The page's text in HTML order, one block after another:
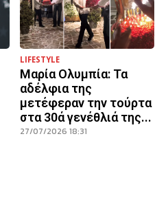
LIFESTYLE
Μαρία Ολυμπία: Τα
αδέλφια της
μετέφεραν την τούρτα
στα 30ά γενέθλιά της...
27/07/2026 18:31